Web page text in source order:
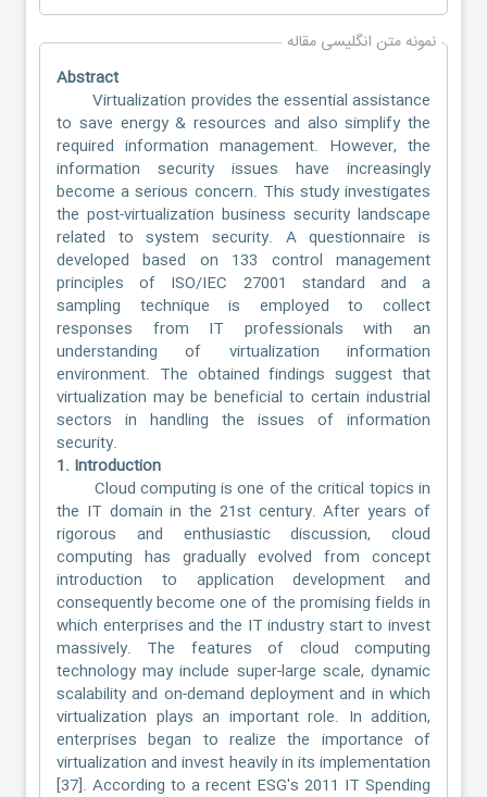
نمونه متن انگلیسی مقاله
Abstract
Virtualization provides the essential assistance
to save energy & resources and also simplify the
required information management. However, the
information security issues have increasingly
become a serious concern. This study investigates
the post-virtualization business security landscape
related to system security. A questionnaire is
developed based on 133 control management
principles of ISO/IEC 27001 standard and a
sampling technique is employed to collect
responses from IT professionals with an
understanding of virtualization information
environment. The obtained findings suggest that
virtualization may be beneficial to certain industrial
sectors in handling the issues of information
security.
1. Introduction
Cloud computing is one of the critical topics in
the IT domain in the 21st century. After years of
rigorous and enthusiastic discussion, cloud
computing has gradually evolved from concept
introduction to application development and
consequently become one of the promising fields in
which enterprises and the IT industry start to invest
massively. The features of cloud computing
technology may include super-large scale, dynamic
scalability and on-demand deployment and in which
virtualization plays an important role. In addition,
enterprises began to realize the importance of
virtualization and invest heavily in its implementation
[37]. According to a recent ESG's 2011 IT Spending